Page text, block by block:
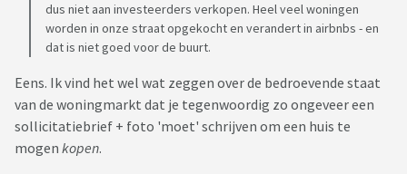
dus niet aan investeerders verkopen. Heel veel woningen
worden in onze straat opgekocht en verandert in airbnbs - en
dat is niet goed voor de buurt.
Eens. Ik vind het wel wat zeggen over de bedroevende staat
van de woningmarkt dat je tegenwoordig zo ongeveer een
sollicitatiebrief + foto 'moet' schrijven om een huis te
mogen kopen.